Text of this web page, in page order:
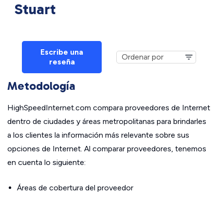
Stuart
Escribe una
reseña
Metodología
HighSpeedInternet.com compara proveedores de Internet
dentro de ciudades y áreas metropolitanas para brindarles
a los clientes la información más relevante sobre sus
opciones de Internet. Al comparar proveedores, tenemos
en cuenta lo siguiente:
Áreas de cobertura del proveedor